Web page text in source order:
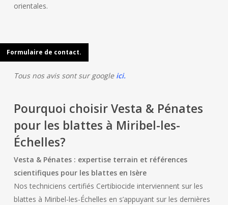
orientales.
Formulaire de contact.
Tous nos avis sont sur google ici.
Pourquoi choisir Vesta & Pénates
pour les blattes à Miribel-les-
Échelles?
Vesta & Pénates : expertise terrain et références
scientifiques pour les blattes en Isère
Nos techniciens certifiés Certibiocide interviennent sur les
blattes à Miribel-les-Échelles en s’appuyant sur les dernières